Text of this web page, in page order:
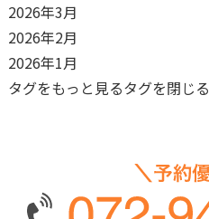
2026年3月
2026年2月
2026年1月
タグをもっと見るタグを閉じる